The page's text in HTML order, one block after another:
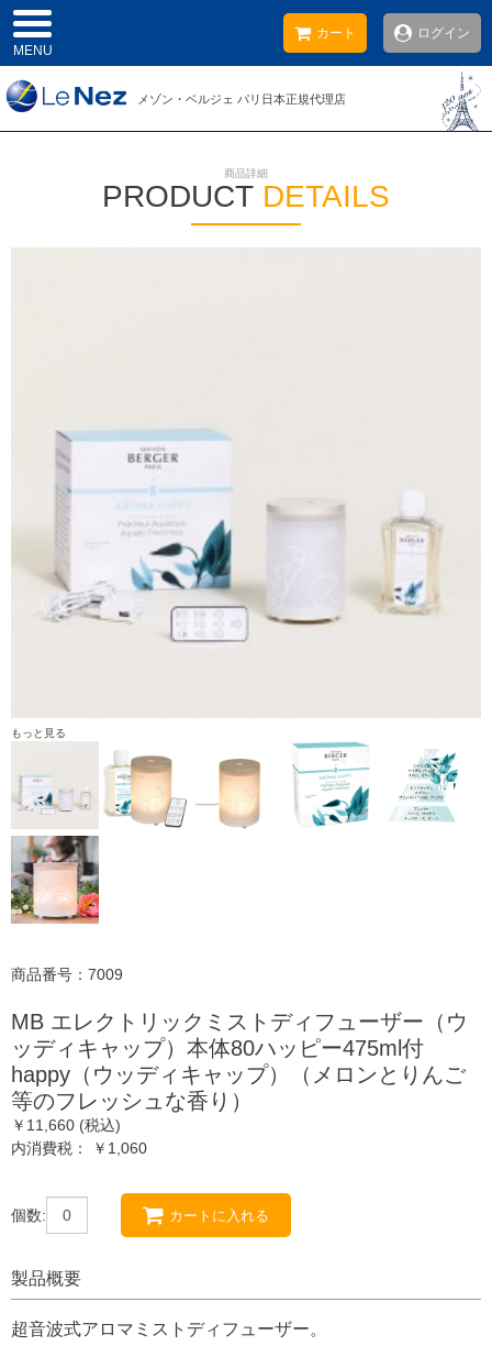
メゾン・ベルジェ パリ日本正規代理店
カート
ログイン
MENU
商品詳細
PRODUCT DETAILS
もっと見る
商品番号：7009
MB エレクトリックミストディフューザー（ウ
ッディキャップ）本体80ハッピー475ml付
happy（ウッディキャップ）（メロンとりんご
等のフレッシュな香り）
￥11,660 (税込)
内消費税： ￥1,060
個数: カートに入れる
製品概要
超音波式アロマミストディフューザー。